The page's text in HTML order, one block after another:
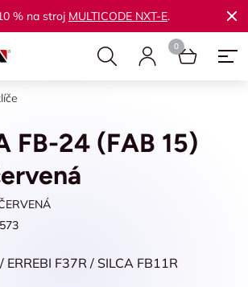
% na stroj MULTICODE NXT-E.
FB-24 (FAB 15)
ERREBI F37R / SILCA FB11R